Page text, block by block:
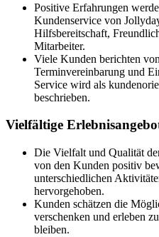
Positive Erfahrungen
Kundenservice von
Hilfsbereitschaft,
Mitarbeiter.
Viele Kunden berichten
Terminvereinbarung und
Service wird als
beschrieben.
Vielfältige
Die Vielfalt und Qualität
von den Kunden positiv
unterschiedlichen
hervorgehoben.
Kunden schätzen die
verschenken und erleben
bleiben.